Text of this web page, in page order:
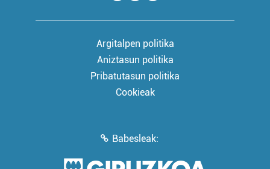
Argitalpen politika
Aniztasun politika
Pribatutasun politika
Cookieak
Babesleak: